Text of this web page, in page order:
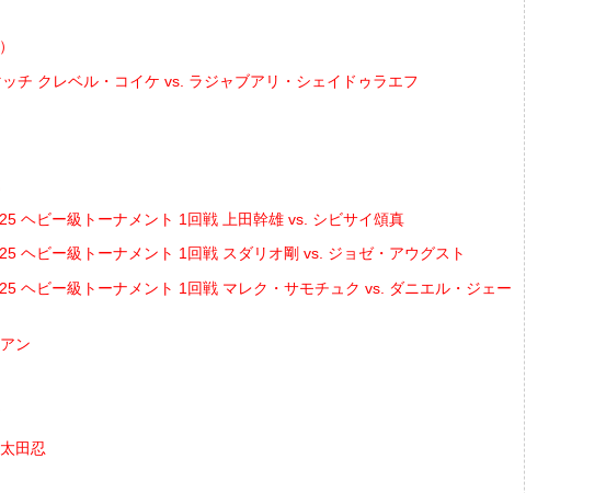
チ クレベル・コイケ vs. ラジャブアリ・シェイドゥラエフ
ヘビー級トーナメント 1回戦 上田幹雄 vs. シビサイ頌真
ヘビー級トーナメント 1回戦 スダリオ剛 vs. ジョゼ・アウグスト
ヘビー級トーナメント 1回戦 マレク・サモチュク vs. ダニエル・ジェー
ン
田忍